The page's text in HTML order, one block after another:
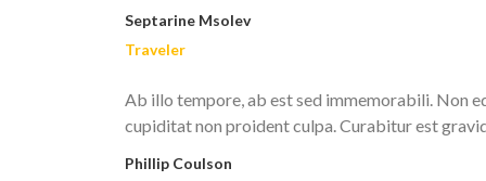
Septarine Msolev
Traveler
Ab illo tempore, ab est sed immemorabili. Non
cupiditat non proident culpa. Curabitur est
Phillip Coulson